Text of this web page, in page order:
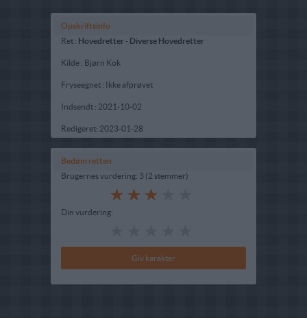
Opskriftsinfo
Ret : Hovedretter - Diverse Hovedretter
Kilde : Bjørn Kok
Fryseegnet : Ikke afprøvet
Indsendt : 2021-10-02
Redigeret: 2023-01-28
Bedøm retten
Brugernes vurdering: 3 (2 stemmer)
Din vurdering: